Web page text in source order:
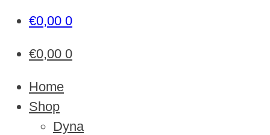
€0,00 0
€0,00 0
Home
Shop
Dyna